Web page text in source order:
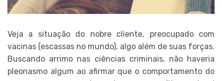
Veja a situação do nobre cliente, preocupado com
vacinas (escassas no mundo), algo além de suas forças.
Buscando arrimo nas ciências criminais, não haveria
pleonasmo algum ao afirmar que o comportamento do